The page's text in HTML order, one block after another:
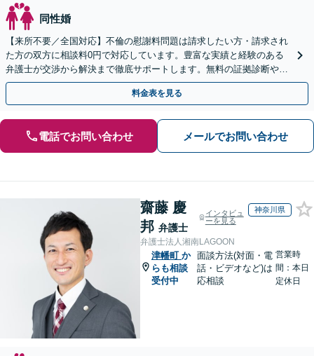
同性婚
【来所不要／全国対応】不倫の慰謝料問題は請求したい方・請求され
た方の双方に相談料0円で対応しています。豊富な実績と経験のある
弁護士が交渉から解決まで徹底サポートします。無料の証拠診断や着
手金の返還保証もありますので安心してご相談ください。
料金表を見る
電話でお問い合わせ メールでお問い合わせ
齋藤 慶
邦 弁護士
インタビュ
ーを見る
神奈川県
弁護士法人湘南LAGOON
津幡町 か
らも相談
受付中
面談方法(対面・電
話・ビデオなど)は
応相談
営業時
間：本日
定休日